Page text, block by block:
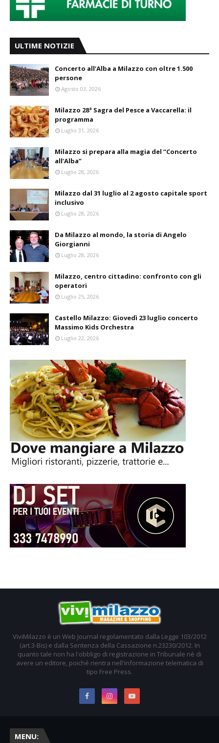
ULTIME NOTIZIE
Concerto all’Alba a Milazzo con oltre 1.500
persone
Agosto 03, 2026
Milazzo 28ª Sagra del Pesce a Vaccarella: il
programma
Luglio 31, 2026
Milazzo si prepara alla magia del “Concerto
all’Alba”
Luglio 28, 2026
Milazzo dal 31 luglio al 2 agosto capitale sport
inclusivo
Luglio 28, 2026
Da Milazzo al mondo, la storia di Angelo
Giorgianni
Luglio 28, 2026
Milazzo, centro cittadino: confronto con gli
operatori
Luglio 25, 2026
Castello Milazzo: Giovedì 23 luglio concerto
Massimo Kids Orchestra
Luglio 22, 2026
ViviMilazzo è un Web Journal regolamentato dalla Legge 103/2012
(art.3-Bis) e dalla Sentenza della Cassazione n.23230/2012. In
quanto tale non ha l'obbligo di registrazione in Tribunale nè di
avere un editore, poiché rientra nell'informazione telematica di
tipo Free Press.
MENU: